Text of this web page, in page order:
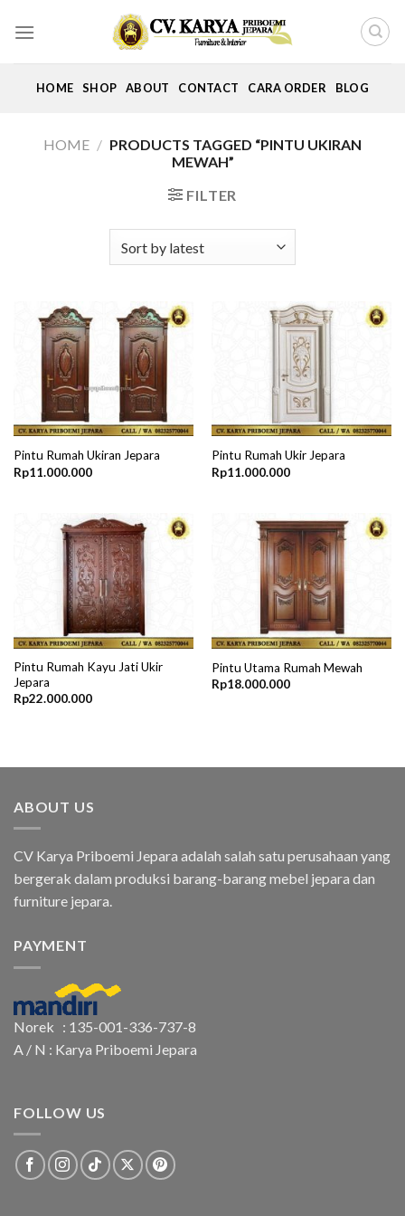
HOME SHOP ABOUT CONTACT CARA ORDER BLOG
HOME / PRODUCTS TAGGED “PINTU UKIRAN
MEWAH”
FILTER
Pintu Rumah Ukiran Jepara
Rp11.000.000
Pintu Rumah Ukir Jepara
Rp11.000.000
Pintu Rumah Kayu Jati Ukir
Jepara
Rp22.000.000
Pintu Utama Rumah Mewah
Rp18.000.000
ABOUT US
CV Karya Priboemi Jepara adalah salah satu perusahaan yang
bergerak dalam produksi barang-barang mebel jepara dan
furniture jepara.
PAYMENT
Norek : 135-001-336-737-8
A / N : Karya Priboemi Jepara
FOLLOW US